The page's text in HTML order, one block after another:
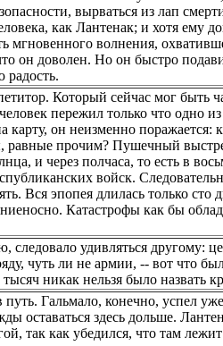
вырваться из лап
как Лантенак; и хотя ему
мгновенного волнения,
он доволен. Но он быстро
Который сейчас мог быть
пережил только что одно
карту, он неизменно
прочим? Пушечный
и через полчаса, то есть в
войск.
Вся эпопея длилась только
Катастрофы как бы
удивляться другому:
чуть ли не армии, -- вот что
никак нельзя было назвать
Гальмало, конечно, успел
оставаться здесь дольше.
так как убедился, что там